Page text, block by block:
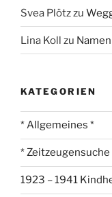
Svea Plötzzu
Lina Koll zu
KATEGORIEN
* Allgemeines *
* Zeitzeugensuche
1923 – 1941